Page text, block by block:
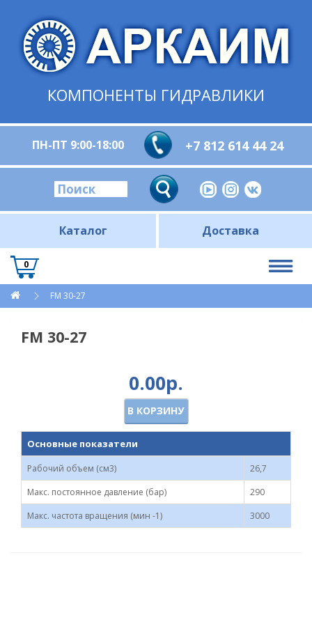
КОМПОНЕНТЫ ГИДРАВЛИКИ
ПН-ПТ 9:00-18:00 +7 812 614 44 24
Каталог Доставка
0
FM 30-27
FM 30-27
0.00р.
В КОРЗИНУ
Основные показатели
Рабочий объем (см3)
26,7
Макс. постоянное давление (бар)
290
Макс. частота вращения (мин -1)
3000